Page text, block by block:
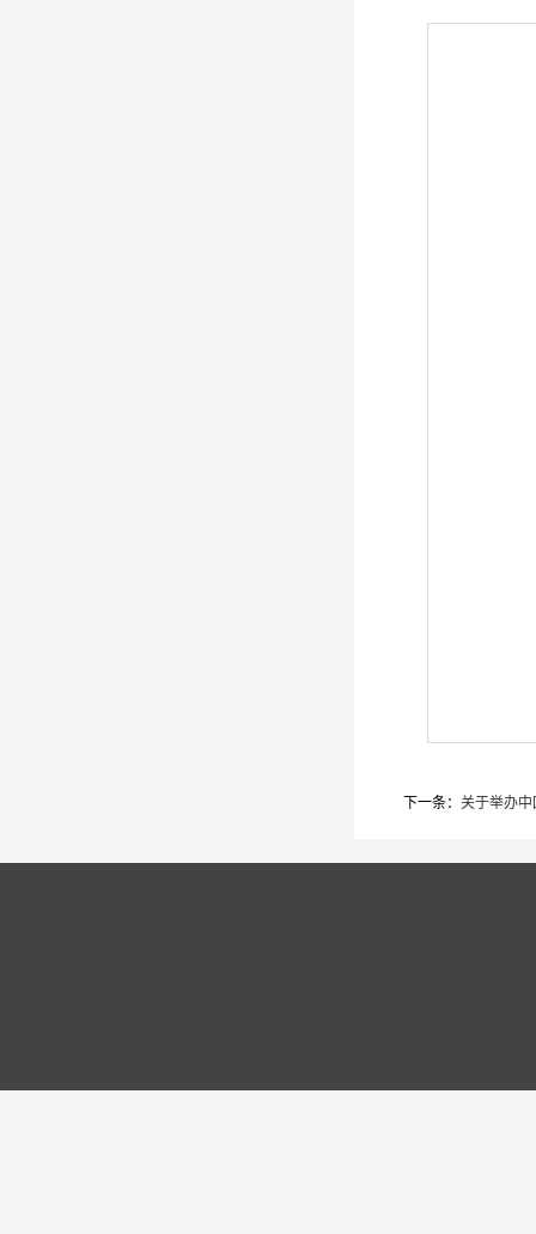
下一条： 关于举办